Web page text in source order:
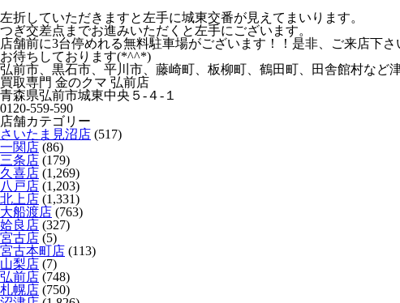
左折していただきますと左手に城東交番が見えてまいります。
つぎ交差点までお進みいただくと左手にございます。
店舗前に3台停めれる無料駐車場がございます！！是非、ご来店下さ
お待ちしております(*^^*)
弘前市、黒石市、平川市、藤崎町、板柳町、鶴田町、田舎館村など
買取専門 金のクマ 弘前店
青森県弘前市城東中央５-４-１
0120-559-590
店舗カテゴリー
さいたま見沼店 (517)
一関店 (86)
三条店 (179)
久喜店 (1,269)
八戸店 (1,203)
北上店 (1,331)
大船渡店 (763)
姶良店 (327)
宮古店 (5)
宮古本町店 (113)
山梨店 (7)
弘前店 (748)
札幌店 (750)